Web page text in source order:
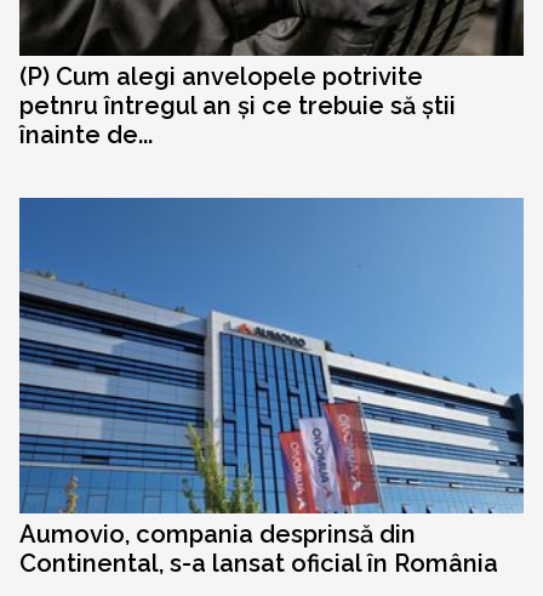
(P) Cum alegi anvelopele potrivite
petnru întregul an și ce trebuie să știi
înainte de...
Aumovio, compania desprinsă din
Continental, s-a lansat oficial în România